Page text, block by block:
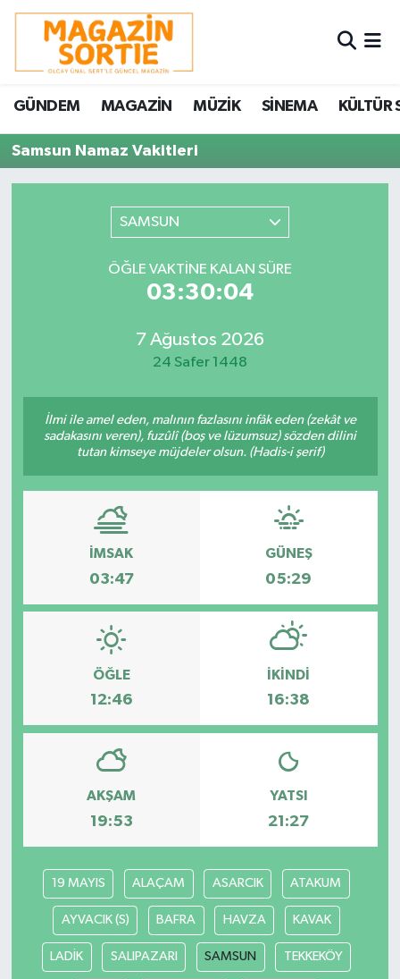
GÜNDEM MAGAZİN MÜZİK SİNEMA KÜLTÜR
Samsun Namaz Vakitleri
SAMSUN
ÖĞLE VAKTINE KALAN SÜRE
03:30:04
7 Ağustos 2026
24 Safer 1448
İlmi ile amel eden, malının fazlasını infâk eden (zekât ve
sadakasını veren), fuzûlî (boş ve lüzumsuz) sözden dilini
tutan kimseye müjdeler olsun. (Hadis-i şerif)
İMSAK
03:47
GÜNEŞ
05:29
ÖĞLE
12:46
İKINDI
16:38
AKŞAM
19:53
YATSI
21:27
19 MAYIS ALAÇAM ASARCIK ATAKUM
AYVACIK (S) BAFRA HAVZA KAVAK
LADİK SALIPAZARI SAMSUN TEKKEKÖY
Nöbetçi Eczaneler
Hava Durumu
Trafik Durumu
Süper Lig Puan Durumu ve Fikstür
Son Dakika Haberleri